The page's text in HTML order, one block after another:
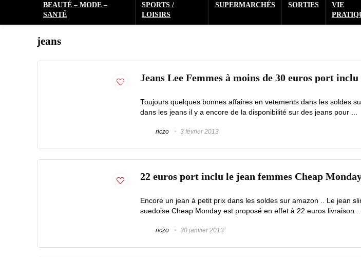
BEAUTÉ – MODE –
SANTÉ
SPORTS /
LOISIRS
SUPERMARCHÉS SORTIES
VIE
jeans
Jeans Lee Femmes à moins de 30 euros port inclu
Toujours quelques bonnes affaires en vetements dans les soldes
dans les jeans il y a encore de la disponibilité sur des jeans pour ...
riczo 3 février 2013
22 euros port inclu le jean femmes Cheap
Encore un jean à petit prix dans les soldes sur amazon .. Le jean
suedoise Cheap Monday est proposé en effet à 22 euros livraison ...
riczo 30 janvier 2013